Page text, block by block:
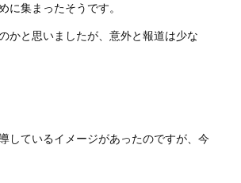
集まったそうです。
かと思いましたが、意外と報道は少な
しているイメージがあったのですが、今